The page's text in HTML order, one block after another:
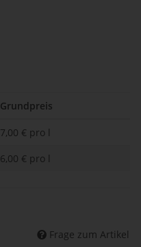
Grundpreis
7,00 € pro l
6,00 € pro l
Frage zum Artikel